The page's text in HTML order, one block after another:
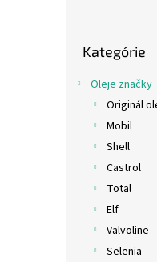
kategórie
Kategórie
Oleje značky
Originál
Mobil
Shell
Castrol
Total
Elf
Valvoline
Selenia